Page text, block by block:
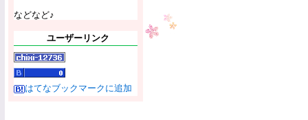
などなど♪
ユーザーリンク
はてなブックマークに追加